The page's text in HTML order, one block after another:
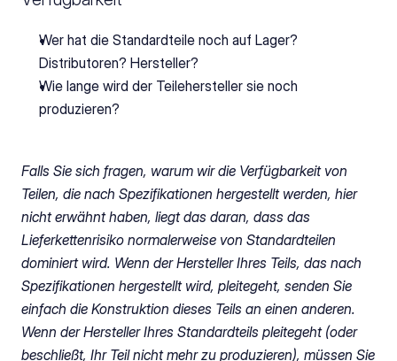
Wer hat die Standardteile noch auf Lager?
Distributoren? Hersteller?
Wie lange wird der Teilehersteller sie noch
produzieren?
Falls Sie sich fragen, warum wir die Verfügbarkeit von
Teilen, die nach Spezifikationen hergestellt werden, hier
nicht erwähnt haben, liegt das daran, dass das
Lieferkettenrisiko normalerweise von Standardteilen
dominiert wird. Wenn der Hersteller Ihres Teils, das nach
Spezifikationen hergestellt wird, pleitegeht, senden Sie
einfach die Konstruktion dieses Teils an einen anderen.
Wenn der Hersteller Ihres Standardteils pleitegeht (oder
beschließt, Ihr Teil nicht mehr zu produzieren), müssen Sie